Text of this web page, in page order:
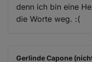
denn ich bin eine
die Worte weg. :(
Gerlinde Capone